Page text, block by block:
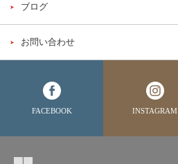
ブログ
お問い合わせ
FACEBOOK INSTAGRAM